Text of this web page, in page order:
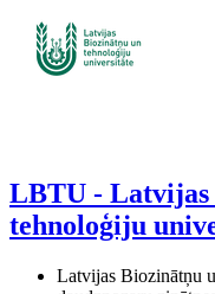
LBTU - Latvijas
tehnoloģiju
Latvijas Biozinātņu